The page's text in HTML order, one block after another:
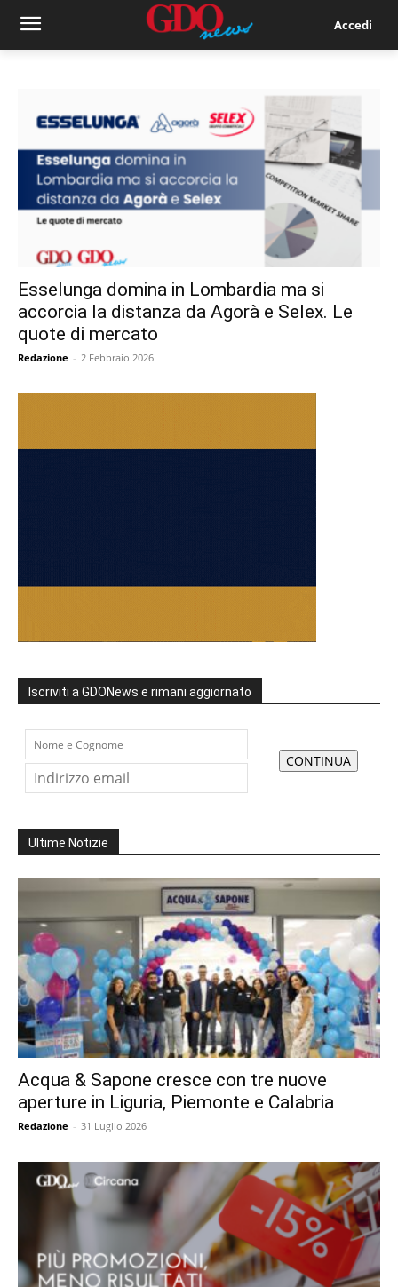
Accedi
Esselunga domina in Lombardia ma si
accorcia la distanza da Agorà e Selex. Le
quote di mercato
Redazione - 2 Febbraio 2026
Iscriviti a GDONews e rimani aggiornato
Ultime Notizie
Acqua & Sapone cresce con tre nuove
aperture in Liguria, Piemonte e Calabria
Redazione - 31 Luglio 2026